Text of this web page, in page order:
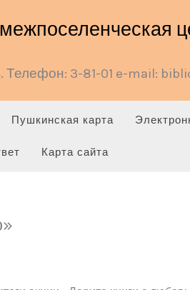
Телефон: 3-81-01 e-mail:
Пушкинская карта
Карта сайта